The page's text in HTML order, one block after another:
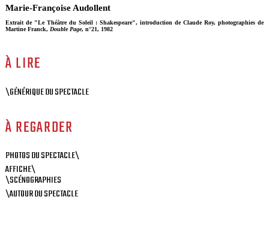
Marie-Françoise Audollent
Extrait de "Le Théâtre du Soleil : Shakespeare", introduction de Claude Roy, photographies de
Martine Franck, Double Page, n°21, 1982
À LIRE
\GÉNÉRIQUE DU SPECTACLE
À REGARDER
PHOTOS DU SPECTACLE\
AFFICHE\
\SCÉNOGRAPHIES
\AUTOUR DU SPECTACLE